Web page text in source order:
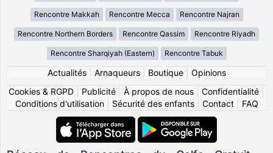
Rencontre Makkah Rencontre Mecca Rencontre Najran
Rencontre Northern Borders Rencontre Qassim Rencontre Riyadh
Rencontre Sharqiyah (Eastern) Rencontre Tabuk
Actualités| Arnaqueurs| Boutique| Opinions
Cookies & RGPD
Publicité À propos de nous Confidentialité
Conditions d'utilisation| Sécurité des enfants| Contact| FAQ